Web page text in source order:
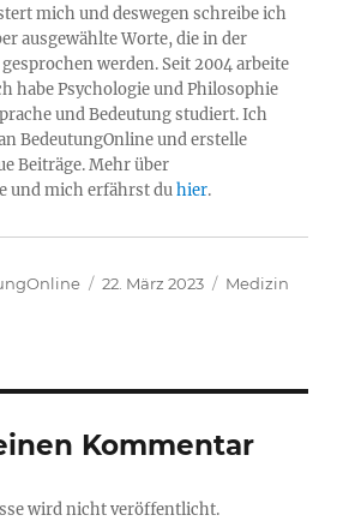
mich und deswegen schreibe ich
ausgewählte Worte, die in der
werden. Seit 2004 arbeite
habe Psychologie und Philosophie
und Bedeutung studiert. Ich
BedeutungOnline und erstelle
Beiträge. Mehr über
und mich erfährst duhier.
Veröffentlicht
22. März 2023 Kategorien
Medizin
Kommentar
wird nicht veröffentlicht.